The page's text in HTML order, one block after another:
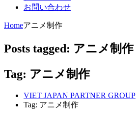
お問い合わせ
Homeアニメ制作
Posts tagged: アニメ制作
Tag: アニメ制作
VIET JAPAN PARTNER GROUP
Tag: アニメ制作